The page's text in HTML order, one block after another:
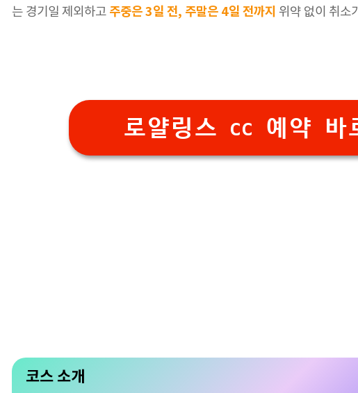
는 경기일 제외하고 주중은3일 전, 주말은 4일 전까지 위약 없이 취소
로얄링스 cc 예약
코스 소개